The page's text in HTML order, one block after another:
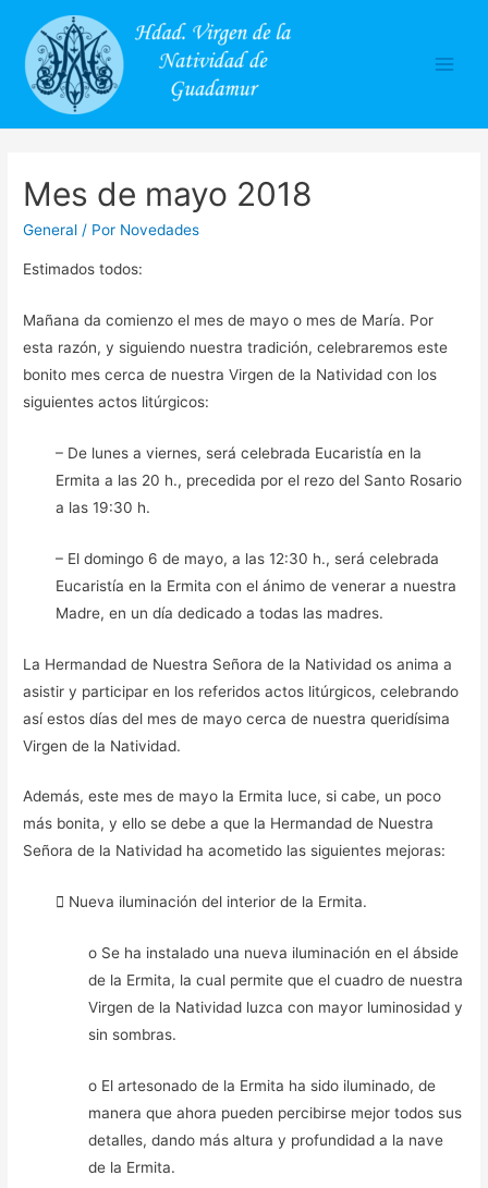
Mes de mayo 2018
General / Por Novedades
Estimados todos:
Mañana da comienzo el mes de mayo o mes de María. Por
esta razón, y siguiendo nuestra tradición, celebraremos este
bonito mes cerca de nuestra Virgen de la Natividad con los
siguientes actos litúrgicos:
– De lunes a viernes, será celebrada Eucaristía en la
Ermita a las 20 h., precedida por el rezo del Santo Rosario
a las 19:30 h.
– El domingo 6 de mayo, a las 12:30 h., será celebrada
Eucaristía en la Ermita con el ánimo de venerar a nuestra
Madre, en un día dedicado a todas las madres.
La Hermandad de Nuestra Señora de la Natividad os anima a
asistir y participar en los referidos actos litúrgicos, celebrando
así estos días del mes de mayo cerca de nuestra queridísima
Virgen de la Natividad.
Además, este mes de mayo la Ermita luce, si cabe, un poco
más bonita, y ello se debe a que la Hermandad de Nuestra
Señora de la Natividad ha acometido las siguientes mejoras:
 Nueva iluminación del interior de la Ermita.
o Se ha instalado una nueva iluminación en el ábside
de la Ermita, la cual permite que el cuadro de nuestra
Virgen de la Natividad luzca con mayor luminosidad y
sin sombras.
o El artesonado de la Ermita ha sido iluminado, de
manera que ahora pueden percibirse mejor todos sus
detalles, dando más altura y profundidad a la nave
de la Ermita.